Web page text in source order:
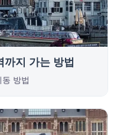
지 가는 방법
방법